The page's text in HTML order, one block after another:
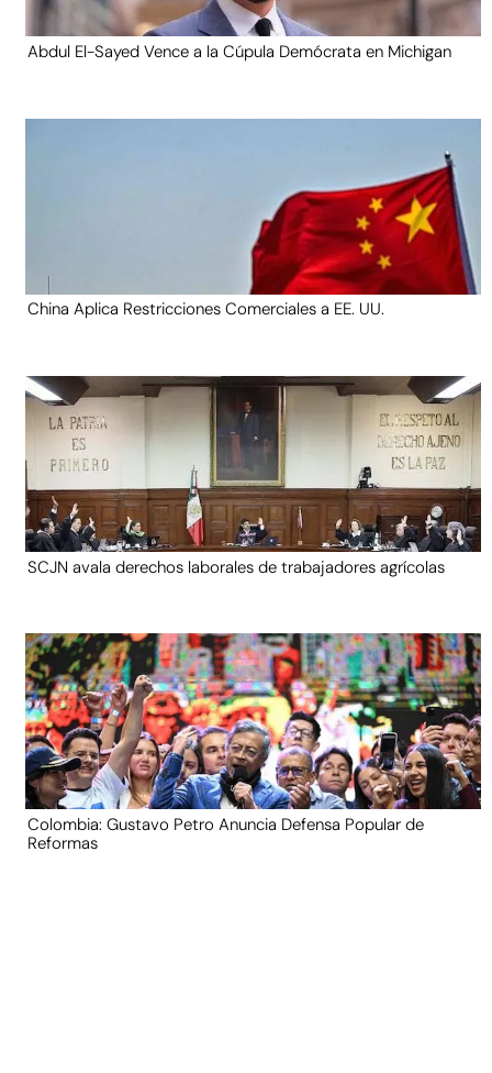
Abdul El-Sayed Vence a la Cúpula Demócrata en Michigan
China Aplica Restricciones Comerciales a EE. UU.
SCJN avala derechos laborales de trabajadores agrícolas
Colombia: Gustavo Petro Anuncia Defensa Popular de
Reformas